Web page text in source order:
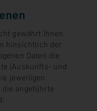
gewährt Ihnen
hinsichtlich der
Daten die
(Auskunfts- und
jeweiligen
angeführte